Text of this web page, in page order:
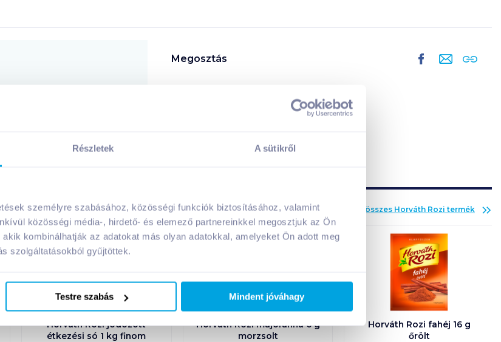
Részletek A sütikről
személyre szabásához, közösségi funkciók biztosításához, valamint
közösségi média-, hirdető- és elemező partnereinkkel megosztjuk az Ön
kombinálhatják az adatokat más olyan adatokkal, amelyeket Ön adott meg
szolgáltatásokból gyűjtöttek.
Testre szabás Mindent jóváhagy
Adj hozzá termékeket!
Megosztás
Az összes Horváth Rozi termék
Horváth Rozi jódozott
étkezési só 1 kg finom
Horváth Rozi majoranna 6 g
morzsolt
Horváth Rozi fahéj 16 g
őrölt